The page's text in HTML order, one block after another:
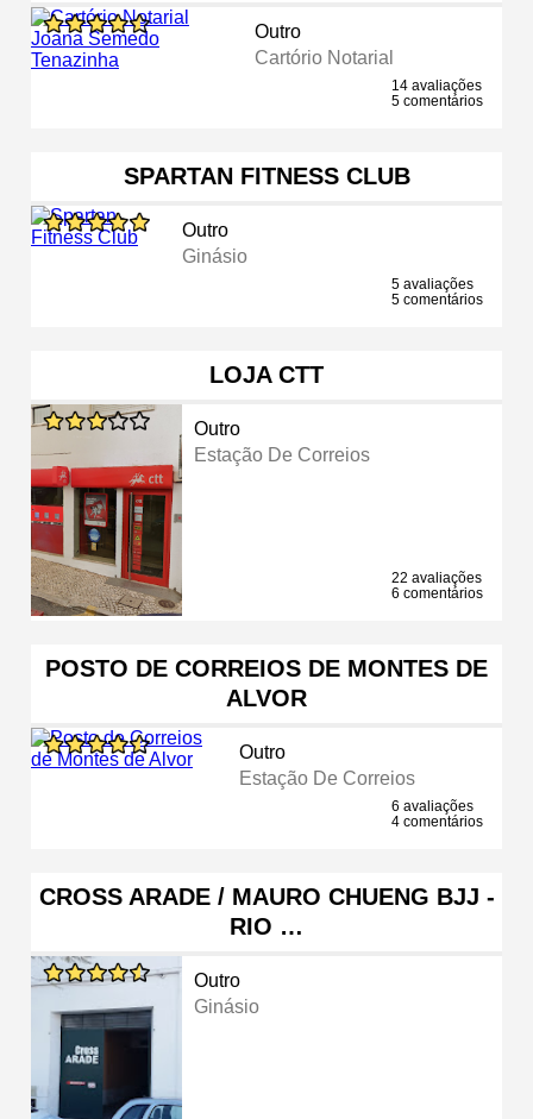
Outro
Cartório Notarial
14 avaliações
5 comentários
SPARTAN FITNESS CLUB
Outro
Ginásio
5 avaliações
5 comentários
LOJA CTT
Outro
Estação De Correios
22 avaliações
6 comentários
POSTO DE CORREIOS DE MONTES DE
ALVOR
Outro
Estação De Correios
6 avaliações
4 comentários
CROSS ARADE / MAURO CHUENG BJJ -
RIO …
Outro
Ginásio